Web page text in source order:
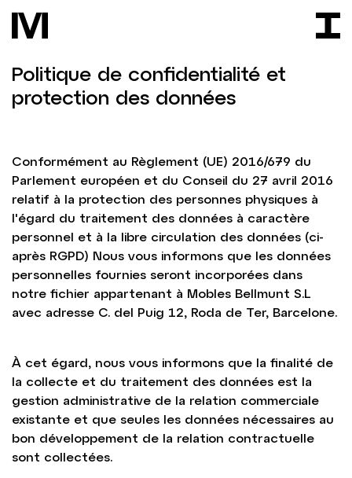
Politique de confidentialité et
protection des données
Conformément au Règlement (UE) 2016/679 du
Parlement européen et du Conseil du 27 avril 2016
relatif à la protection des personnes physiques à
l'égard du traitement des données à caractère
personnel et à la libre circulation des données (ci-
après RGPD) Nous vous informons que les données
personnelles fournies seront incorporées dans
notre fichier appartenant à Mobles Bellmunt S.L
avec adresse C. del Puig 12, Roda de Ter, Barcelone.
À cet égard, nous vous informons que la finalité de
la collecte et du traitement des données est la
gestion administrative de la relation commerciale
existante et que seules les données nécessaires au
bon développement de la relation contractuelle
sont collectées.